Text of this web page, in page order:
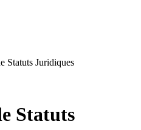
Statuts Juridiques
Statuts